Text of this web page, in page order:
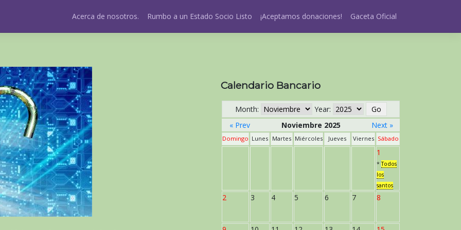
Acerca de nosotros. Rumbo a un Estado Socio Listo ¡Aceptamos donaciones! Gaceta Oficial
Calendario Bancario
Month:
Year:
« Prev
Noviembre 2025 Next »
Domingo Lunes Martes Miércoles Jueves Viernes Sábado
1
*Todos
los
santos
2 3 4 5 6 7 8